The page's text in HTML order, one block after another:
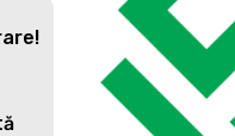
al rețelei de magazine